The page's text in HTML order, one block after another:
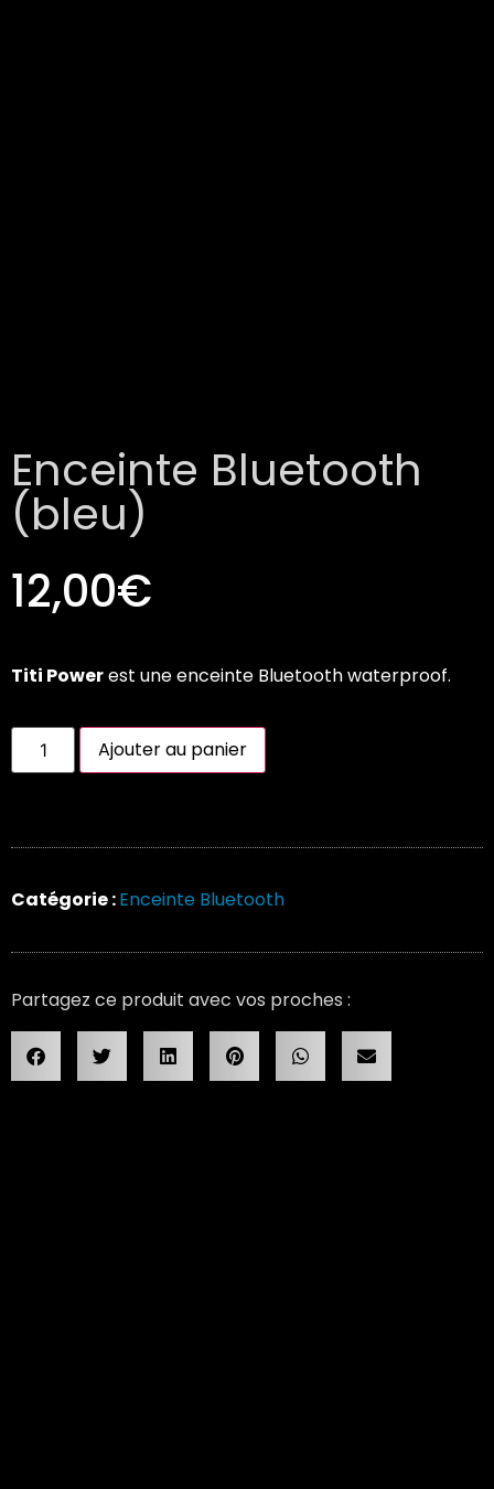
Enceinte Bluetooth
(bleu)
12,00€
Titi Powerest une enceinte Bluetooth waterproof.
Ajouter au panier
Catégorie :Enceinte Bluetooth
Partagez ce produit avec vos proches :